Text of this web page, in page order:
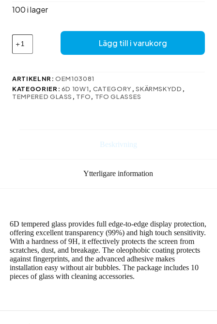
var:
är:
100 i lager
Här
är
översättningen
svenska:
Lägg till i varukorg
ARTIKELNR:OEM103081
KATEGORIER: 6D 10W1, CATEGORY ,SKÄRMSKYDD ,
TEMPERED GLASS , TFO, TFO GLASSES
Beskrivning
Ytterligare information
6D tempered glass provides full edge-to-edge display protection,
offering excellent transparency (99%) and high touch sensitivity.
With a hardness of 9H, it effectively protects the screen from
scratches, dust, and breakage. The oleophobic coating protects
against fingerprints, and the advanced adhesive makes
installation easy without air bubbles. The package includes 10
pieces of glass with cleaning accessories.